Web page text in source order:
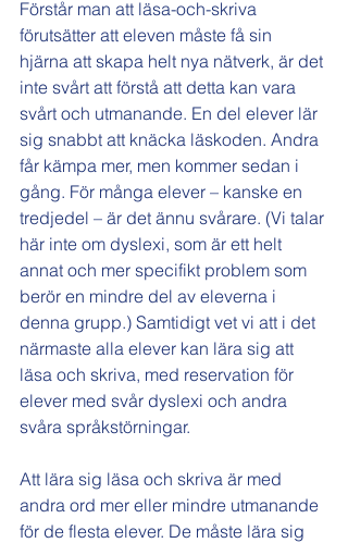
Förstår man att läsa-och-skriva
förutsätter att eleven måste få sin
hjärna att skapa helt nya nätverk, är det
inte svårt att förstå att detta kan vara
svårt och utmanande. En del elever lär
sig snabbt att knäcka läskoden. Andra
får kämpa mer, men kommer sedan i
gång. För många elever – kanske en
tredjedel – är det ännu svårare. (Vi talar
här inte om dyslexi, som är ett helt
annat och mer specifikt problem som
berör en mindre del av eleverna i
denna grupp.) Samtidigt vet vi att i det
närmaste alla elever kan lära sig att
läsa och skriva, med reservation för
elever med svår dyslexi och andra
svåra språkstörningar.
Att lära sig läsa och skriva är med
andra ord mer eller mindre utmanande
för de flesta elever. De måste lära sig